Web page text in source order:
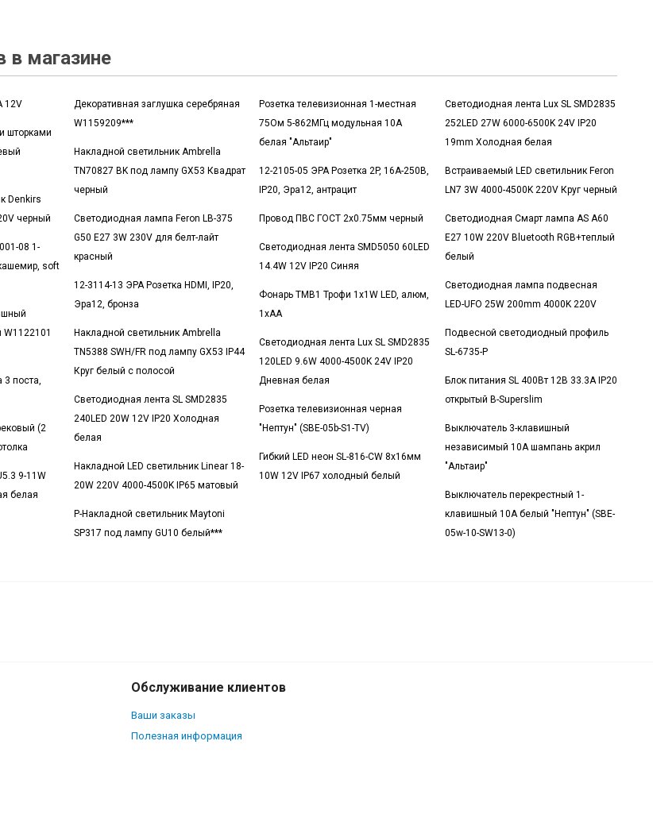
в магазине
12V
шторками
Denkirs
черный
08 1-
soft
W1122101
3 поста,
(2
9-11W
белая
Декоративная заглушка серебряная
W1159209***
Накладной светильник Ambrella
TN70827 BK под лампу GX53 Квадрат
черный
Светодиодная лампа Feron LB-375
G50 E27 3W 230V для белт-лайт
красный
12-3114-13 ЭРА Розетка HDMI, IP20,
Эра12, бронза
Накладной светильник Ambrella
TN5388 SWH/FR под лампу GX53 IP44
Круг белый с полосой
Светодиодная лента SL SMD2835
240LED 20W 12V IP20 Холодная
белая
Накладной LED светильник Linear 18-
20W 220V 4000-4500K IP65 матовый
Р-Накладной светильник Maytoni
SP317 под лампу GU10 белый***
Розетка телевизионная 1-местная
75Ом 5-862МГц модульная 10А
белая "Альтаир"
12-2105-05 ЭРА Розетка 2P, 16A-250В,
IP20, Эра12, антрацит
Провод ПВС ГОСТ 2x0.75мм черный
Светодиодная лента SMD5050 60LED
14.4W 12V IP20 Синяя
Фонарь TMB1 Трофи 1x1W LED, алюм,
1хАА
Светодиодная лента Lux SL SMD2835
120LED 9.6W 4000-4500K 24V IP20
Дневная белая
Розетка телевизионная черная
"Нептун" (SBE-05b-S1-TV)
Гибкий LED неон SL-816-CW 8x16мм
10W 12V IP67 холодный белый
Светодиодная лента Lux SL SMD2835
252LED 27W 6000-6500K 24V IP20
19mm Холодная белая
Встраиваемый LED светильник Feron
LN7 3W 4000-4500K 220V Круг черный
Светодиодная Смарт лампа AS A60
E27 10W 220V Bluetooth RGB+теплый
белый
Светодиодная лампа подвесная
LED-UFO 25W 200mm 4000K 220V
Подвесной светодиодный профиль
SL-6735-P
Блок питания SL 400Вт 12В 33.3А IP20
открытый B-Superslim
Выключатель 3-клавишный
независимый 10А шампань акрил
"Альтаир"
Выключатель перекрестный 1-
клавишный 10А белый "Нептун" (SBE-
05w-10-SW13-0)
Обслуживание клиентов
Ваши заказы
Полезная информация